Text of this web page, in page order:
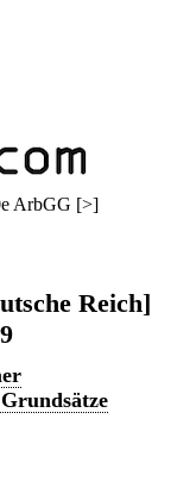
ArbGG [>]
Reich]